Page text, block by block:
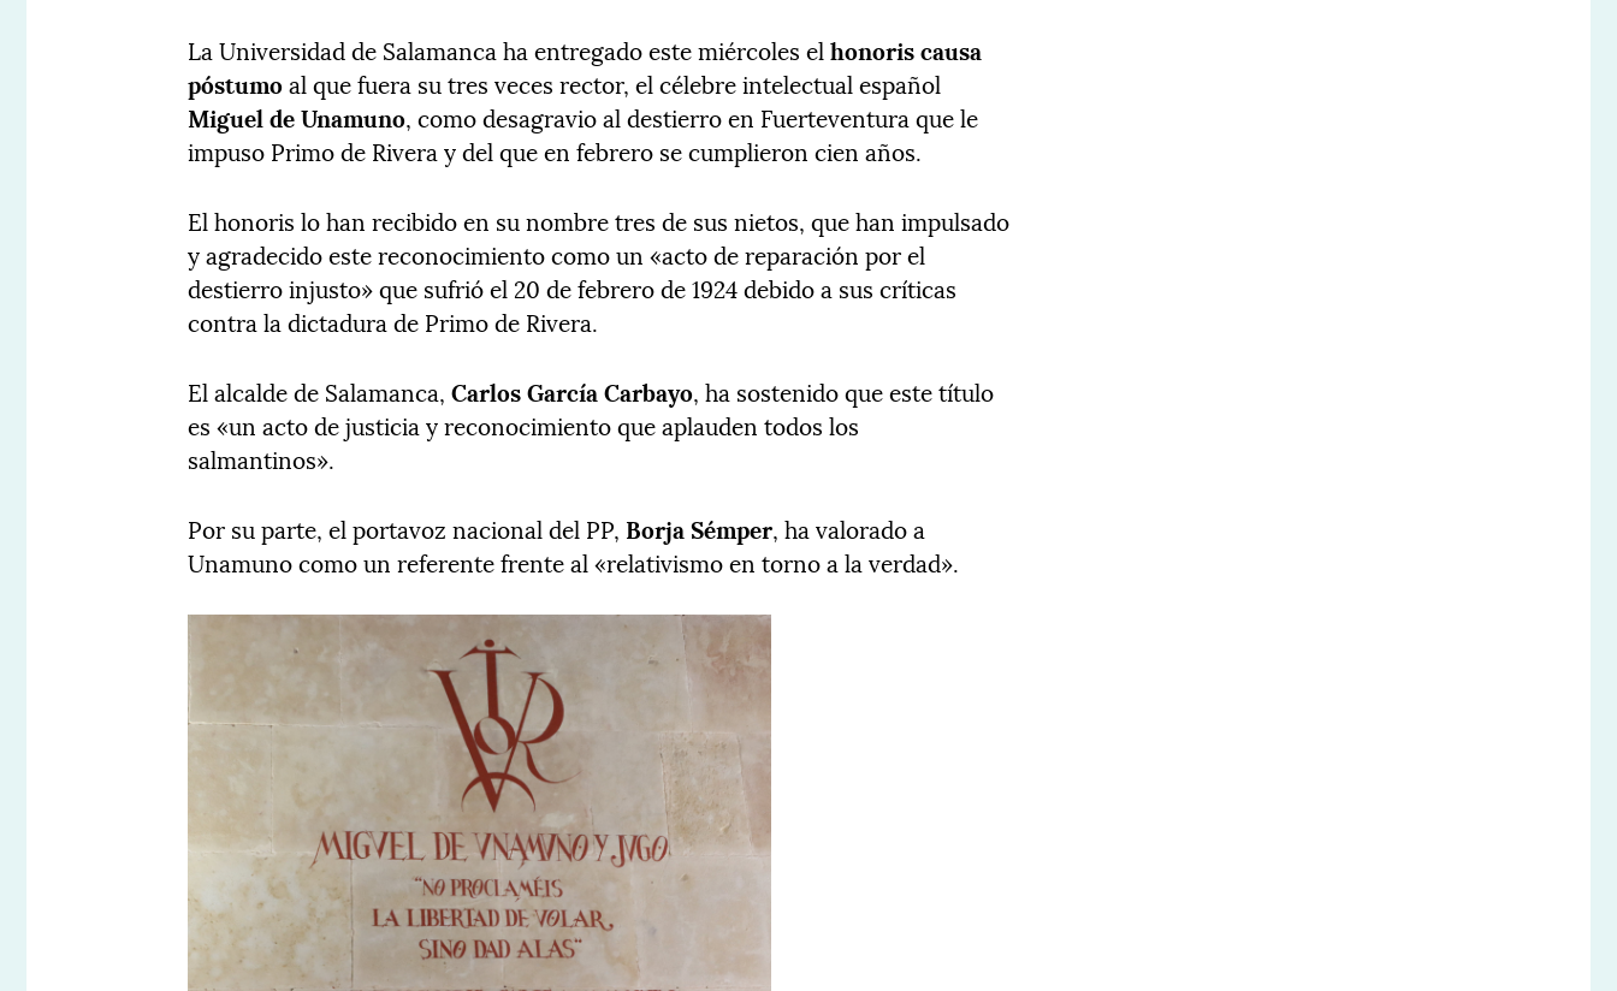
La Universidad de Salamanca ha entregado este miércoles elhonoris causa
póstumoal que fuera su tres veces rector, el célebre intelectual español
Miguel de Unamuno, como desagravio al destierro en Fuerteventura que le
impuso Primo de Rivera y del que en febrero se cumplieron cien años.
El honoris lo han recibido en su nombre tres de sus nietos, que han impulsado
y agradecido este reconocimiento como un «acto de reparación por el
destierro injusto» que sufrió el 20 de febrero de 1924 debido a sus críticas
contra la dictadura de Primo de Rivera.
El alcalde de Salamanca,Carlos García Carbayo, ha sostenido que este título
es «un acto de justicia y reconocimiento que aplauden todos los
salmantinos».
Por su parte, el portavoz nacional del PP, Borja Sémper, ha valorado a
Unamuno como un referente frente al «relativismo en torno a la verdad».